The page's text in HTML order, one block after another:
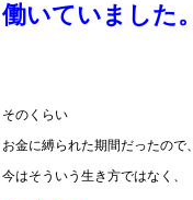
働いていました。
そのくらい
お金に縛られた期間だったので、
今はそういう生き方ではなく、